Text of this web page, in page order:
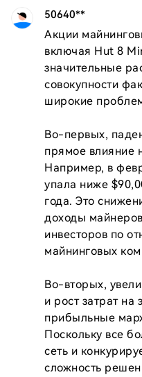
50640**
Акции
включая Hut 8
значительные
совокупности
широкие
Во-первых,
прямое влияние
Например, в
упала ниже
года. Это
доходы
инвесторов по
майнинговых
Во-вторых,
и рост затрат
прибыльные
Поскольку все
сеть и
сложность